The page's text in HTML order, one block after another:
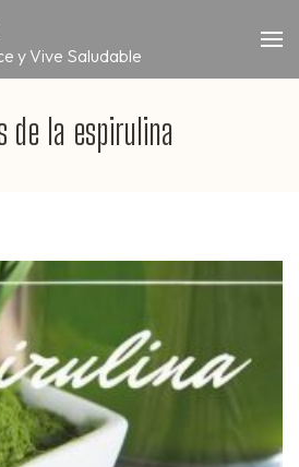
y Vive Saludable
de la espirulina